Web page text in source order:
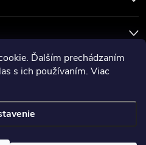
Ďalším prechádzaním
s ich používaním. Viac